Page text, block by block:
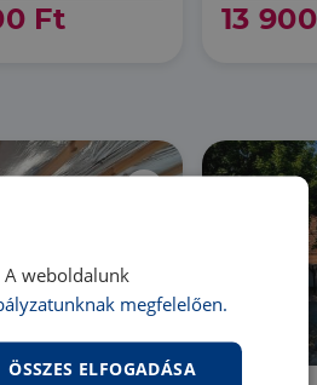
Ft 13
A weboldalunk
megfelelően.
ÖSSZES ELFOGADÁSA